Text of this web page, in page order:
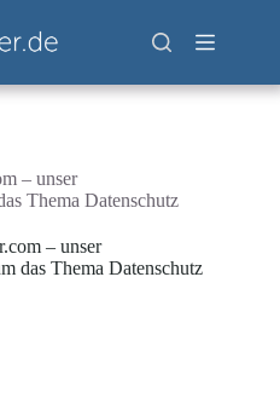
– unser
Thema Datenschutz
– unser
das Thema Datenschutz